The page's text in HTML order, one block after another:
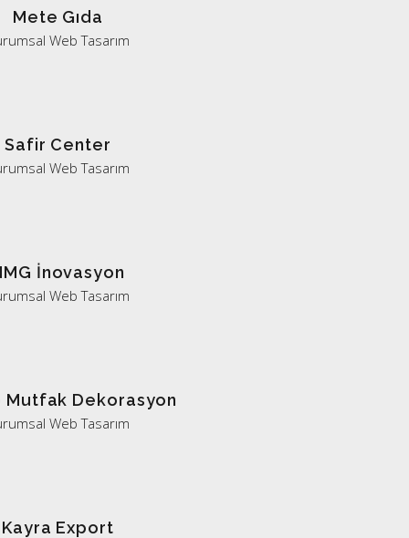
Mete Gıda
Web Tasarım
Safir Center
Web Tasarım
İnovasyon
Web Tasarım
Mutfak Dekorasyon
Web Tasarım
Kayra Export